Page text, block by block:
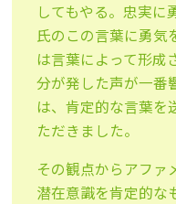
してもやる。忠実に
氏のこの言葉に勇気
は言葉によって形成
分が発した声が一番
は、肯定的な言葉を
ただきました。
その観点からアファ
潜在意識を肯定的な